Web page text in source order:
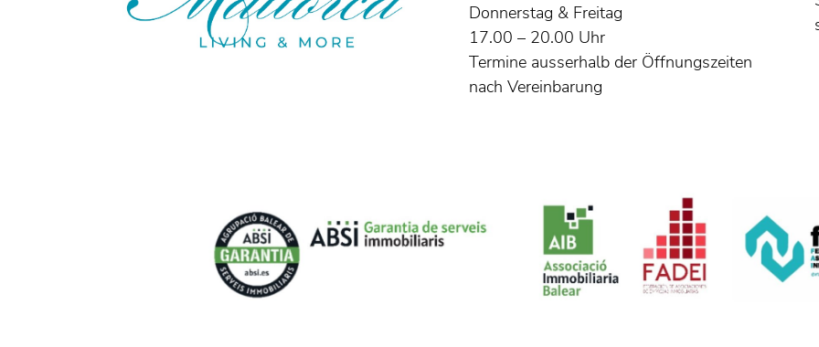
Donnerstag & Freitag
17.00 – 20.00 Uhr
Termine ausserhalb der Öffnungszeiten
nach Vereinbarung